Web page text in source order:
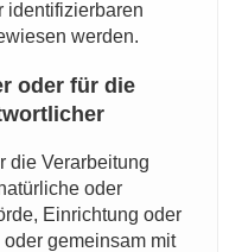
identifizierbaren
werden.
oder für die
die Verarbeitung
oder
Einrichtung oder
gemeinsam mit